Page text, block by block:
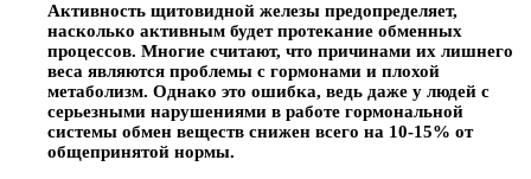
Активность щитовидной железы предопределяет,
насколько активным будет протекание обменных
процессов. Многие считают, что причинами их лишнего
веса являются проблемы с гормонами и плохой
метаболизм. Однако это ошибка, ведь даже у людей с
серьезными нарушениями в работе гормональной
системы обмен веществ снижен всего на 10-15% от
общепринятой нормы.